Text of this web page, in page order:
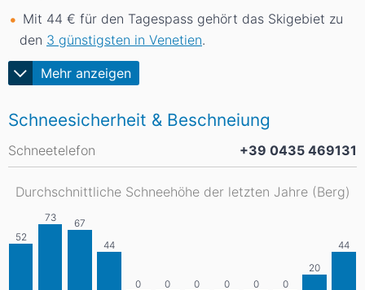
Mehr anzeigen
Mit 44 € für den Tagespass gehört das Skigebiet zu
den 3 günstigsten in Venetien.
Schneesicherheit & Beschneiung
Schneetelefon +39 0435 469131
Durchschnittliche Schneehöhe der letzten Jahre (Berg)